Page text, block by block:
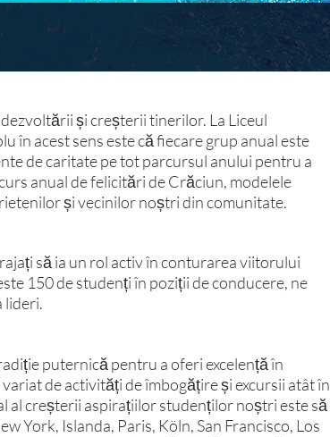
și creșterii tinerilor. La Liceul
în acest sens este că fiecare grup anual este
de caritate pe tot parcursul anului pentru a
anual de felicitări de Crăciun, modelele
și vecinilor noștri din comunitate.
să ia un rol activ în conturarea viitorului
150 de studenți în poziții de conducere, ne
lideri.
puternică pentru a oferi excelență în
de activități de îmbogățire și excursii atât în
al creșterii aspirațiilor studenților noștri este să
York, Islanda, Paris, Köln, San Francisco, Los